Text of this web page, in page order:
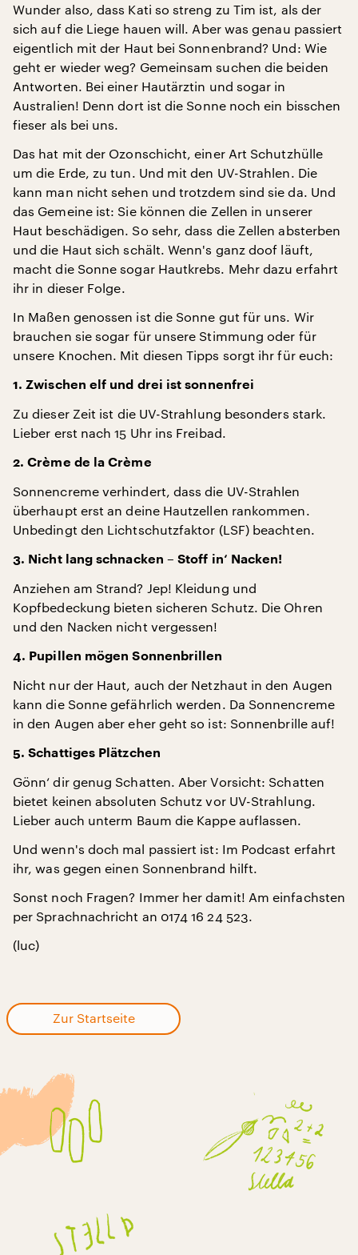
Wunder also, dass Kati so streng zu Tim ist, als der
sich auf die Liege hauen will. Aber was genau passiert
eigentlich mit der Haut bei Sonnenbrand? Und: Wie
geht er wieder weg? Gemeinsam suchen die beiden
Antworten. Bei einer Hautärztin und sogar in
Australien! Denn dort ist die Sonne noch ein bisschen
fieser als bei uns.
Das hat mit der Ozonschicht, einer Art Schutzhülle
um die Erde, zu tun. Und mit den UV-Strahlen. Die
kann man nicht sehen und trotzdem sind sie da. Und
das Gemeine ist: Sie können die Zellen in unserer
Haut beschädigen. So sehr, dass die Zellen absterben
und die Haut sich schält. Wenn's ganz doof läuft,
macht die Sonne sogar Hautkrebs. Mehr dazu erfahrt
ihr in dieser Folge.
In Maßen genossen ist die Sonne gut für uns. Wir
brauchen sie sogar für unsere Stimmung oder für
unsere Knochen. Mit diesen Tipps sorgt ihr für euch:
1. Zwischen elf und drei ist sonnenfrei
Zu dieser Zeit ist die UV-Strahlung besonders stark.
Lieber erst nach 15 Uhr ins Freibad.
2. Crème de la Crème
Sonnencreme verhindert, dass die UV-Strahlen
überhaupt erst an deine Hautzellen rankommen.
Unbedingt den Lichtschutzfaktor (LSF) beachten.
3. Nicht lang schnacken – Stoff in‘ Nacken!
Anziehen am Strand? Jep! Kleidung und
Kopfbedeckung bieten sicheren Schutz. Die Ohren
und den Nacken nicht vergessen!
4. Pupillen mögen Sonnenbrillen
Nicht nur der Haut, auch der Netzhaut in den Augen
kann die Sonne gefährlich werden. Da Sonnencreme
in den Augen aber eher geht so ist: Sonnenbrille auf!
5. Schattiges Plätzchen
Gönn‘ dir genug Schatten. Aber Vorsicht: Schatten
bietet keinen absoluten Schutz vor UV-Strahlung.
Lieber auch unterm Baum die Kappe auflassen.
Und wenn's doch mal passiert ist: Im Podcast erfahrt
ihr, was gegen einen Sonnenbrand hilft.
Sonst noch Fragen? Immer her damit! Am einfachsten
per Sprachnachricht an 0174 16 24 523.
(luc)
Zur Startseite